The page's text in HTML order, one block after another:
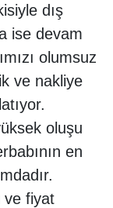
dış
ise devam
olumsuz
ve nakliye
oluşu
en
ve fiyat